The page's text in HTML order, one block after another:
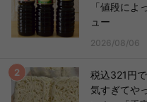
「値段に
ュー
2026/08/06
税込321円
気すぎてや